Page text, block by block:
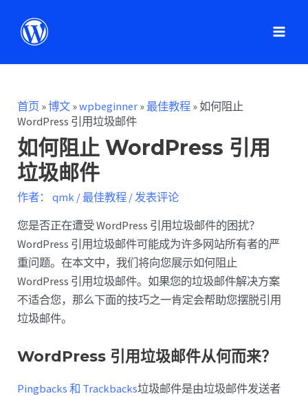
首页 »博文 »wpbeginner »最佳教程 »如何阻止
WordPress 引用垃圾邮件
如何阻止 WordPress 引用
垃圾邮件
作者： qmk /最佳教程 /发表评论
您是否正在遭受 WordPress 引用垃圾邮件的困扰？
WordPress 引用垃圾邮件可能成为许多网站所有者的严
重问题。在本文中，我们将向您展示如何阻止
WordPress 引用垃圾邮件。如果您的垃圾邮件解决方案
不适合您，那么下面的技巧之一肯定会帮助您摆脱引用
垃圾邮件。
WordPress 引用垃圾邮件从何而来？
Pingbacks 和 Trackbacks垃圾邮件是由垃圾邮件发送者